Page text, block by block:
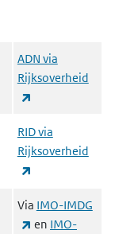
ADN via
Rijksoverheid
RID via
Rijksoverheid
Via IMO-IMDG
(externe link)
en IMO-